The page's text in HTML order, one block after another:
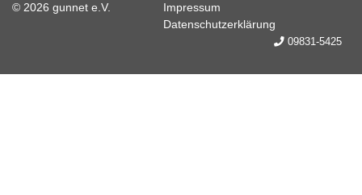
© 2026 gunnet e.V.
Impressum
Datenschutzerklärung
09831-5425